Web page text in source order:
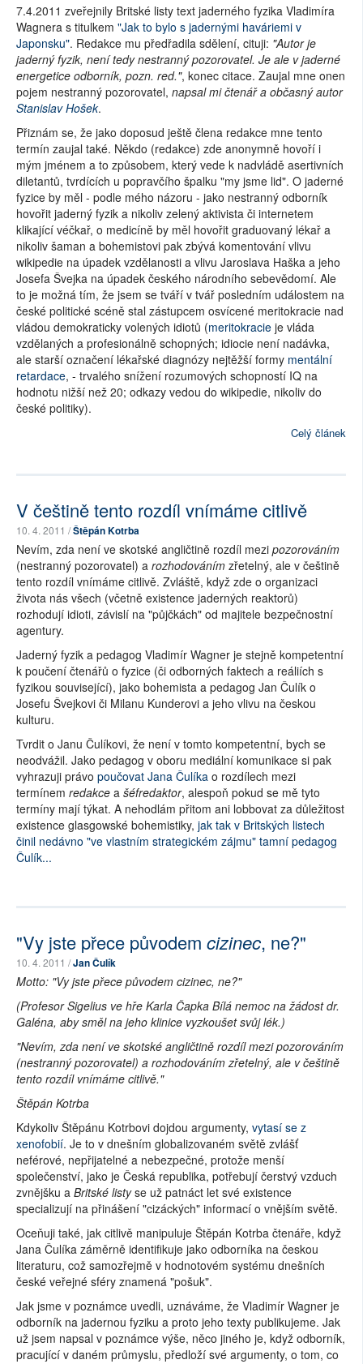
7.4.2011 zveřejnily Britské listy text jaderného fyzika Vladimíra
Wagnera s titulkem "Jak to bylo s jadernými haváriemi v
Japonsku". Redakce mu předřadila sdělení, cituji: "Autor je
jaderný fyzik, není tedy nestranný pozorovatel. Je ale v jaderné
energetice odborník, pozn. red.", konec citace. Zaujal mne onen
pojem nestranný pozorovatel, napsal mi čtenář a občasný autor
Stanislav Hošek.
Přiznám se, že jako doposud ještě člena redakce mne tento
termín zaujal také. Někdo (redakce) zde anonymně hovoří i
mým jménem a to způsobem, který vede k nadvládě asertivních
diletantů, tvrdících u popravčího špalku "my jsme lid". O jaderné
fyzice by měl - podle mého názoru - jako nestranný odborník
hovořit jaderný fyzik a nikoliv zelený aktivista či internetem
klikající véčkař, o medicíně by měl hovořit graduovaný lékař a
nikoliv šaman a bohemistovi pak zbývá komentování vlivu
wikipedie na úpadek vzdělanosti a vlivu Jaroslava Haška a jeho
Josefa Švejka na úpadek českého národního sebevědomí. Ale
to je možná tím, že jsem se tváří v tvář posledním událostem na
české politické scéně stal zástupcem osvícené meritokracie nad
vládou demokraticky volených idiotů (meritokracie je vláda
vzdělaných a profesionálně schopných; idiocie není nadávka,
ale starší označení lékařské diagnózy nejtěžší formy mentální
retardace, - trvalého snížení rozumových schopností IQ na
hodnotu nižší než 20; odkazy vedou do wikipedie, nikoliv do
české politiky).
Celý článek
V češtině tento rozdíl vnímáme citlivě
10. 4. 2011 /Štěpán Kotrba
Nevím, zda není ve skotské angličtině rozdíl mezi pozorováním
(nestranný pozorovatel) a rozhodováním zřetelný, ale v češtině
tento rozdíl vnímáme citlivě. Zvláště, když zde o organizaci
života nás všech (včetně existence jaderných reaktorů)
rozhodují idioti, závislí na "půjčkách" od majitele bezpečnostní
agentury.
Jaderný fyzik a pedagog Vladimír Wagner je stejně kompetentní
k poučení čtenářů o fyzice (či odborných faktech a reáliích s
fyzikou související), jako bohemista a pedagog Jan Čulík o
Josefu Švejkovi či Milanu Kunderovi a jeho vlivu na českou
kulturu.
Tvrdit o Janu Čulíkovi, že není v tomto kompetentní, bych se
neodvážil. Jako pedagog v oboru mediální komunikace si pak
vyhrazuji právo poučovat Jana Čulíka o rozdílech mezi
termínem redakce a šéfredaktor, alespoň pokud se mě tyto
termíny mají týkat. A nehodlám přitom ani lobbovat za důležitost
existence glasgowské bohemistiky, jak tak v Britských listech
činil nedávno "ve vlastním strategickém zájmu" tamní pedagog
Čulík...
"Vy jste přece původem cizinec, ne?"
10. 4. 2011 /Jan Čulík
Motto: "Vy jste přece původem cizinec, ne?"
(Profesor Sigelius ve hře Karla Čapka Bílá nemoc na žádost dr.
Galéna, aby směl na jeho klinice vyzkoušet svůj lék.)
"Nevím, zda není ve skotské angličtině rozdíl mezi pozorováním
(nestranný pozorovatel) a rozhodováním zřetelný, ale v češtině
tento rozdíl vnímáme citlivě."
Štěpán Kotrba
Kdykoliv Štěpánu Kotrbovi dojdou argumenty, vytasí se z
xenofobií. Je to v dnešním globalizovaném světě zvlášť
neférové, nepřijatelné a nebezpečné, protože menší
společenství, jako je Česká republika, potřebují čerstvý vzduch
zvnějšku a Britské listyse už patnáct let své existence
specializují na přinášení "cizáckých" informací o vnějším světě.
Oceňuji také, jak citlivě manipuluje Štěpán Kotrba čtenáře, když
Jana Čulíka záměrně identifikuje jako odborníka na českou
literaturu, což samozřejmě v hodnotovém systému dnešních
české veřejné sféry znamená "pošuk".
Jak jsme v poznámce uvedli, uznáváme, že Vladimír Wagner je
odborník na jadernou fyziku a proto jeho texty publikujeme. Jak
už jsem napsal v poznámce výše, něco jiného je, když odborník,
pracující v daném průmyslu, předloží své argumenty, o tom, co